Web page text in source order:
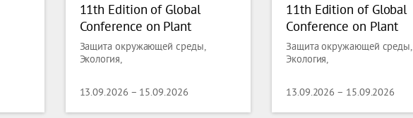
11th Edition of Global
Conference on Plant
Science and Molecular
Biology
Защита окружающей среды,
Экология,
13.09.2026 – 15.09.2026
11th Edition of Global
Conference on Plant
Science and Molecular
Biology
Защита окружающей среды,
Экология,
13.09.2026 – 15.09.2026